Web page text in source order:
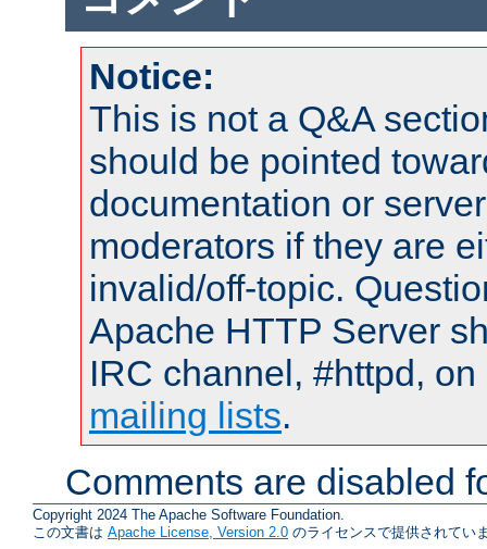
Notice:
This is not a Q&A
should be pointed
documentation or
moderators if they are
invalid/off-topic.
Apache HTTP Server
IRC channel, #httpd,
mailing lists.
Comments are disabled
Copyright 2024 The Apache Software Foundation.
この文書は Apache License, Version 2.0 のライセンスで提供されてい